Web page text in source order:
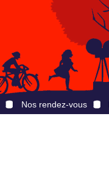
Nos rendez-vous